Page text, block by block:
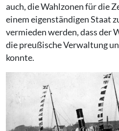
auch, die Wahlzonen für die
einem eigenständigen Staat
vermieden werden, dass der
die preußische Verwaltung
konnte.